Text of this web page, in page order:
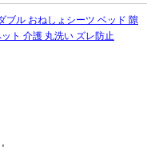
ブル おねしょシーツ ベッド 隙
ト 介護 丸洗い ズレ防止